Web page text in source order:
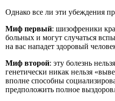
Однако все ли эти убеждения
Миф первый: шизофреники
больных и могут случаться
на вас нападет здоровый
Миф второй: эту болезнь
генетически никак нельзя
вполне способны
предположить полное